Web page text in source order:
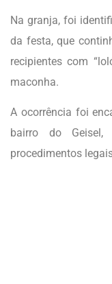
Na granja, foi
da festa, que
recipientes com
maconha.
A ocorrência foi
bairro do
procedimentos